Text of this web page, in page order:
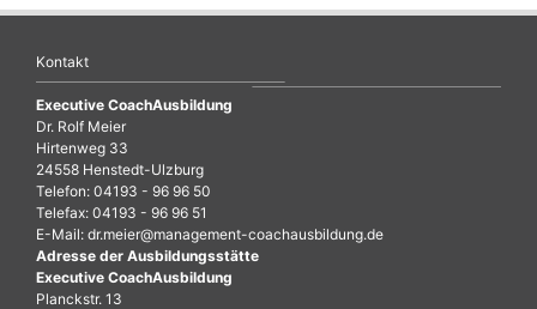
Kontakt
Executive CoachAusbildung
Dr. Rolf Meier
Hirtenweg 33
24558 Henstedt-Ulzburg
Telefon: 04193 - 96 96 50
Telefax: 04193 - 96 96 51
E-Mail: dr.meier@management-coachausbildung.de
Adresse der Ausbildungsstätte
Executive CoachAusbildung
Planckstr. 13